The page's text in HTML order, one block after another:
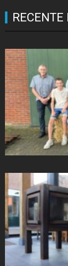
RECENTE